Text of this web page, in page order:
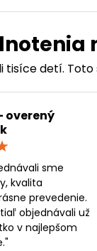
tisíce detí.
overený
/
sme
kvalita
prevedenie.
objednávali už
v najlepšom